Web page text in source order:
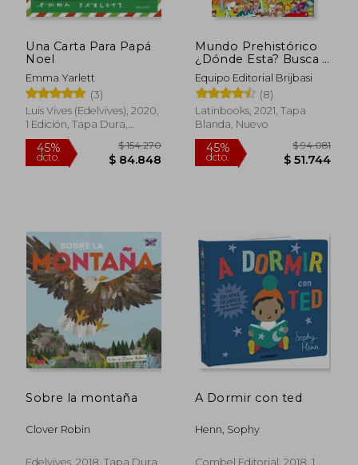
Una Carta Para Papá
Noel
Emma Yarlett
(3)
Luis Vives (Edelvives), 2020,
1 Edición, Tapa Dura,
Nuevo
Mundo Prehistórico
¿Dónde Esta? Busca Y
Encuentra
Equipo Editorial Brijbasi
(8)
Latinbooks, 2021, Tapa
Blanda, Nuevo
Sobre la montaña
Clover Robin
Edelvives, 2018, Tapa Dura,
A Dormir con ted
Henn, Sophy
Combel Editorial, 2018, 1